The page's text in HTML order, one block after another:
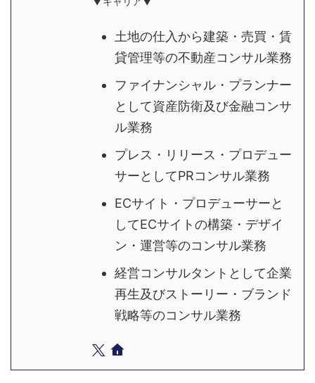
土地の仕入から建築・売買・賃
貸管理等の不動産コンサル業務
ファイナンシャル・プランナー
として資産防衛及び金融コンサ
ル業務
プレス・リリース・プロデュー
サーとしてPRコンサル業務
ECサイト・プロデューサーと
してECサイトの構築・デザイ
ン・運営等のコンサル業務
経営コンサルタントとして企業
再生及びストーリー・ブランド
戦略等のコンサル業務